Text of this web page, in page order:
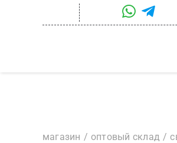
магазин оптовый склад